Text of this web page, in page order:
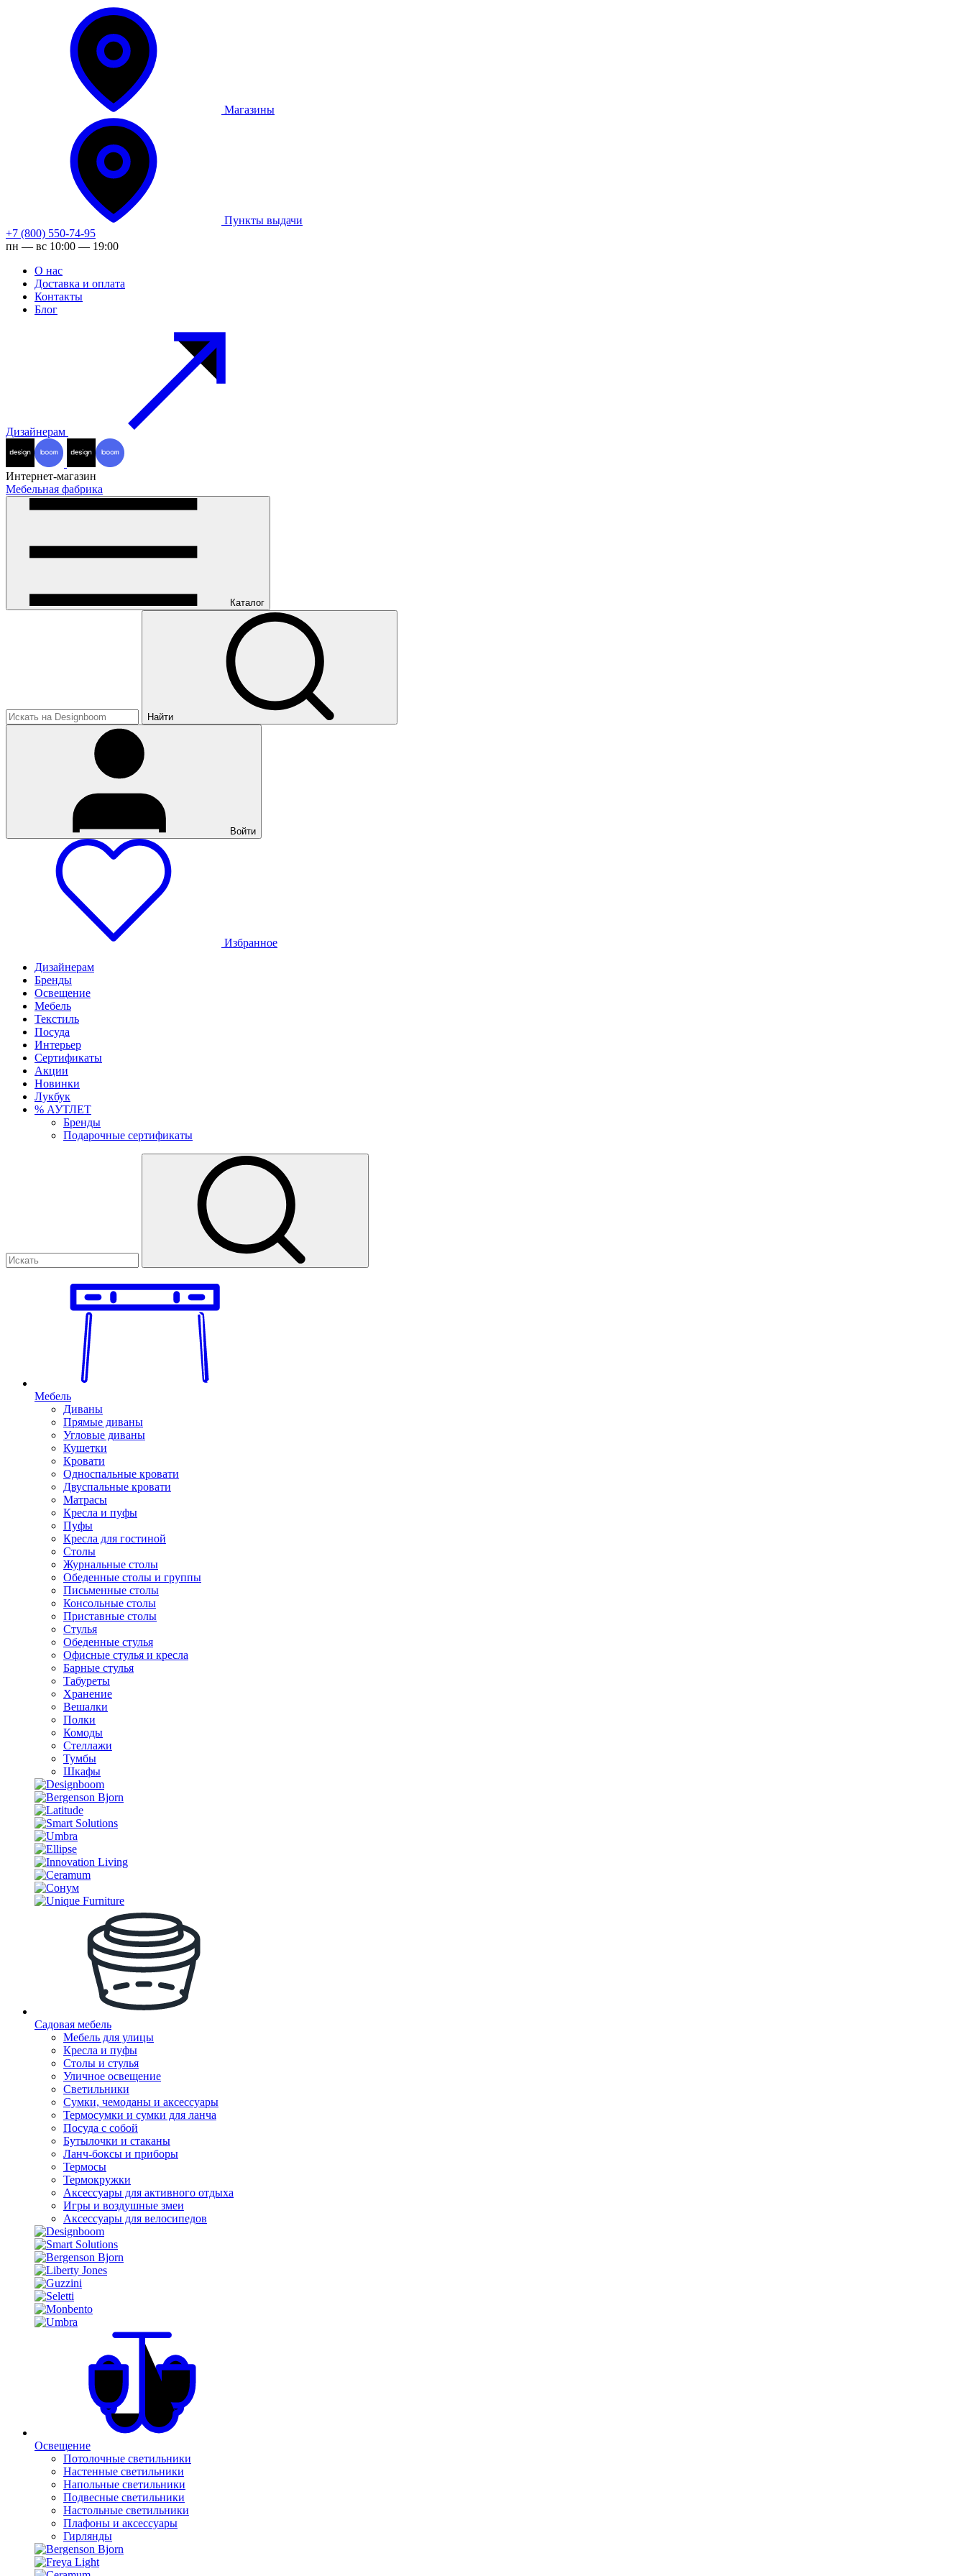
Магазины
Пункты выдачи
+7 (800) 550-74-95
пн — вс 10:00 — 19:00
О нас
Доставка и оплата
Контакты
Блог
Дизайнерам
Интернет-магазин
Мебельная фабрика
Каталог
Найти
Войти
Избранное
Дизайнерам
Бренды
Освещение
Мебель
Текстиль
Посуда
Интерьер
Сертификаты
Акции
Новинки
Лукбук
% АУТЛЕТ
Бренды
Подарочные сертификаты
Мебель
Диваны
Прямые диваны
Угловые диваны
Кушетки
Кровати
Односпальные кровати
Двуспальные кровати
Матрасы
Кресла и пуфы
Пуфы
Кресла для гостиной
Столы
Журнальные столы
Обеденные столы и группы
Письменные столы
Консольные столы
Приставные столы
Стулья
Обеденные стулья
Офисные стулья и кресла
Барные стулья
Табуреты
Хранение
Вешалки
Полки
Комоды
Стеллажи
Тумбы
Шкафы
Садовая мебель
Мебель для улицы
Кресла и пуфы
Столы и стулья
Уличное освещение
Светильники
Сумки, чемоданы и аксессуары
Термосумки и сумки для ланча
Посуда с собой
Бутылочки и стаканы
Ланч-боксы и приборы
Термосы
Термокружки
Аксессуары для активного отдыха
Игры и воздушные змеи
Аксессуары для велосипедов
Освещение
Потолочные светильники
Настенные светильники
Напольные светильники
Подвесные светильники
Настольные светильники
Плафоны и аксессуары
Гирлянды